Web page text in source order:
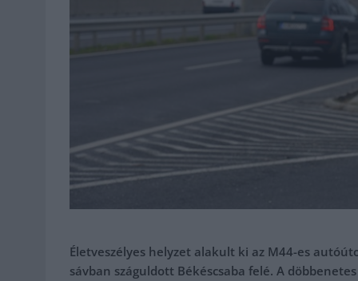
Életveszélyes helyzet alakult ki az M44-es
sávban száguldott Békéscsaba felé. A